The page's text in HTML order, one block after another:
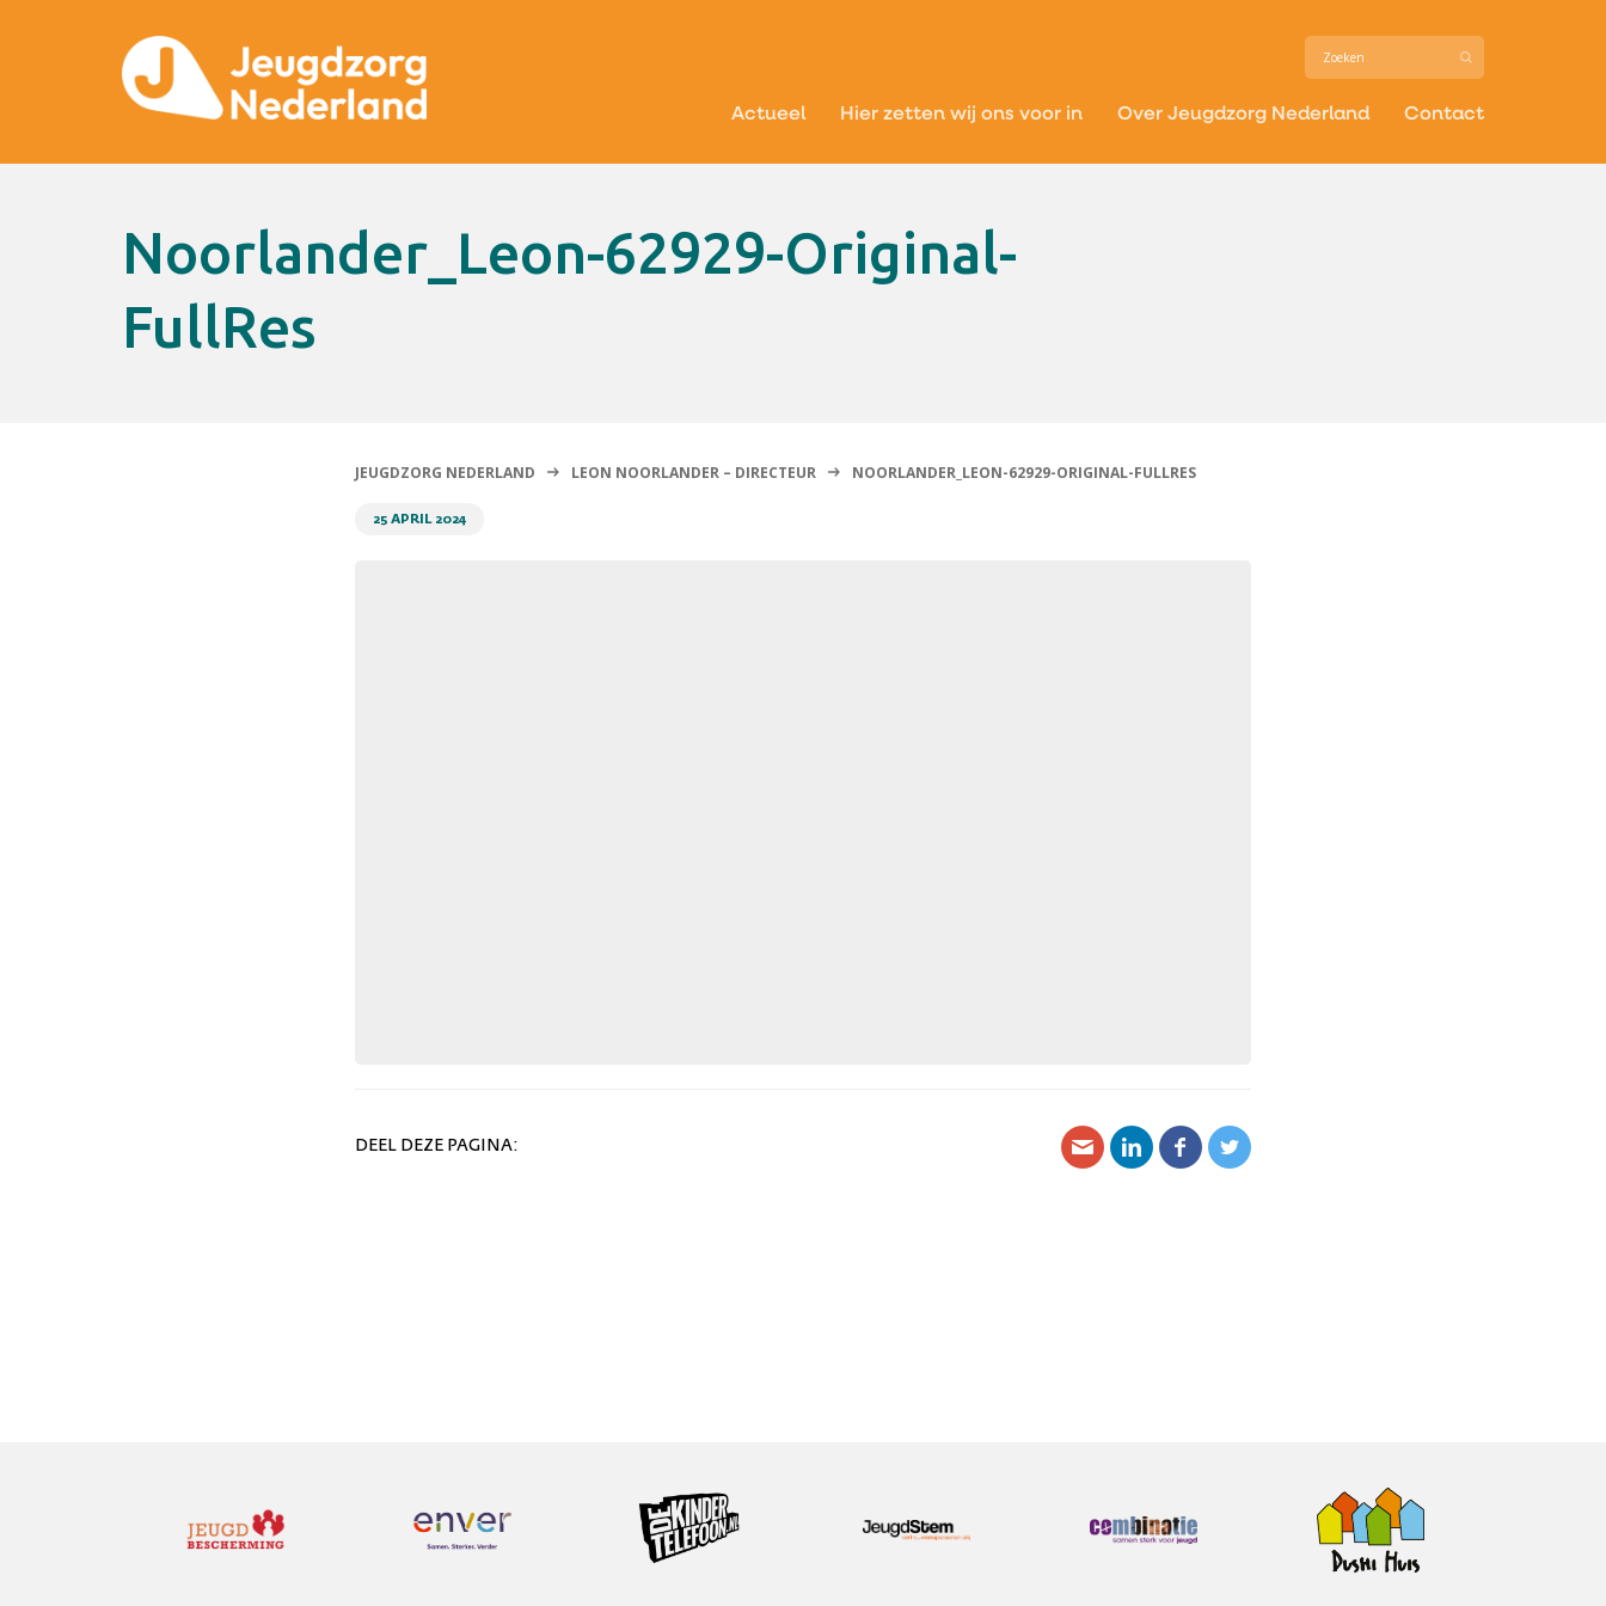
Actueel Hier zetten wij ons voor in Over Jeugdzorg Nederland Contact
Noorlander_Leon-62929-Original-
FullRes
JEUGDZORG NEDERLAND LEON NOORLANDER – DIRECTEUR NOORLANDER_LEON-62929-ORIGINAL-FULLRES
25 APRIL 2024
DEEL DEZE PAGINA: